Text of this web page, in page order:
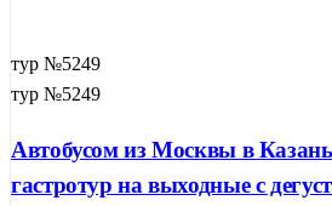
тур №5249
тур №5249
Автобусом из Москвы в
гастротур на выходные с